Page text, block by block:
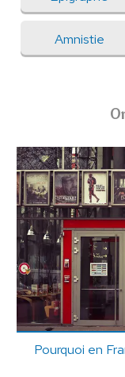
Amnistie
Pourquoi en